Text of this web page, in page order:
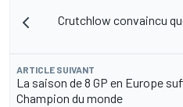
Crutchlow convaincu
ARTICLE SUIVANT
La saison de 8 GP en Europe
Champion du monde